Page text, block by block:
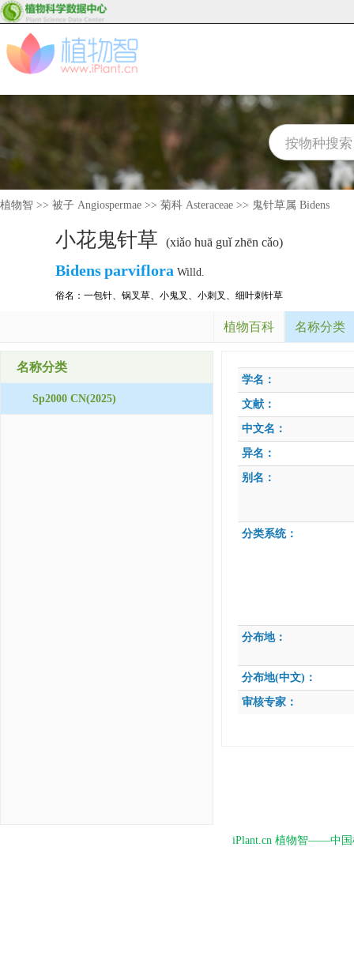
植物智 >> 被子 Angiospermae >> 菊科 Asteraceae >> 鬼针草属 Bidens
小花鬼针草 (xiǎo huā guǐ zhēn cǎo)
Bidensparviflora Willd.
俗名： 一包针、 锅叉草、 小鬼叉 、 小刺叉 、 细叶刺针草
植物百科 名称分类
名称分类
Sp2000 CN(2025)
学名：
文献：
中文名：
异名：
别名：
分类系统：
分布地：
分布地(中文)：
审核专家：
iPlant.cn 植物智——中国